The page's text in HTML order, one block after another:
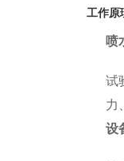
工作原
喷
试
力
设